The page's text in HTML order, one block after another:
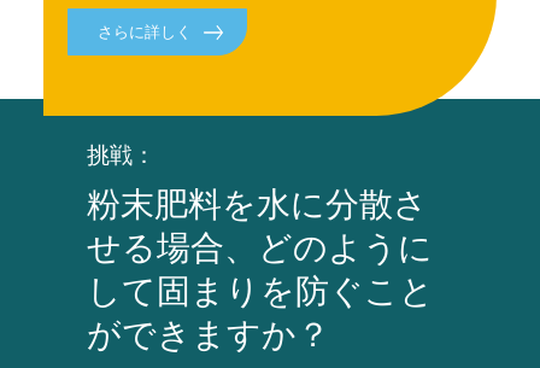
さらに詳しく
挑戦：
粉末肥料を水に分散さ
せる場合、どのように
して固まりを防ぐこと
ができますか？